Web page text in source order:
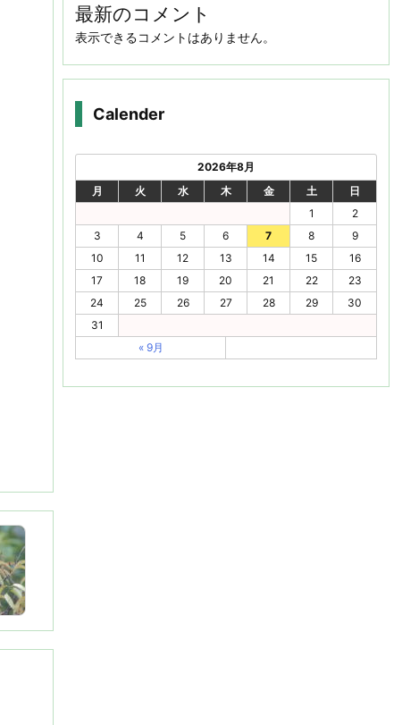
最新のコメント
表示できるコメントはありません。
Calender
2026年8月
月
火 水 木 金 土
日
1
2
3
4 5 6 7 8
9
10
11 12 13 14 15
16
17
18 19 20 21 22
23
24
25 26 27 28 29
30
31
« 9月